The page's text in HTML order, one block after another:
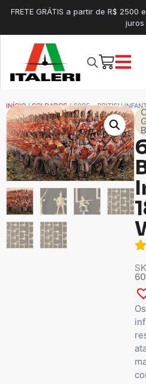
FRETE GRÁTIS a partir de R$
juros
INÍCIO/SOLDADOS/ 6095 – BRITISH